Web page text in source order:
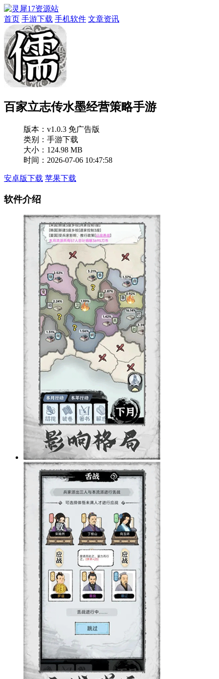
首页 手游下载 手机软件 文章资讯
百家立志传水墨经营策略手游
版本： v1.0.3 免广告版
类别：手游下载
大小：124.98 MB
时间：2026-07-06 10:47:58
安卓版下载 苹果下载
软件介绍